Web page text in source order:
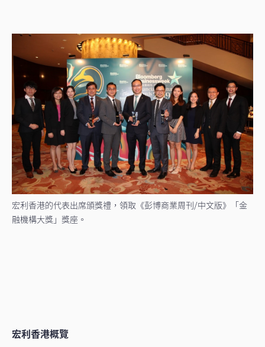
宏利香港的代表出席頒獎禮，領取《彭博商業周刊/中文版》「金
融機構大獎」獎座。
宏利香港概覽